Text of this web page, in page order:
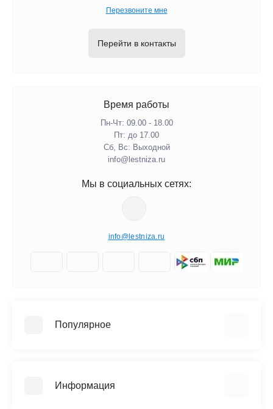
Перезвоните мне
Перейти в контакты
Время работы
Пн-Чт: 09.00 - 18.00
Пт: до 17.00
Сб, Вс: Выходной
info@lestniza.ru
Мы в социальных сетях:
info@lestniza.ru
Популярное
Четырехсекционные лестницы
Информация